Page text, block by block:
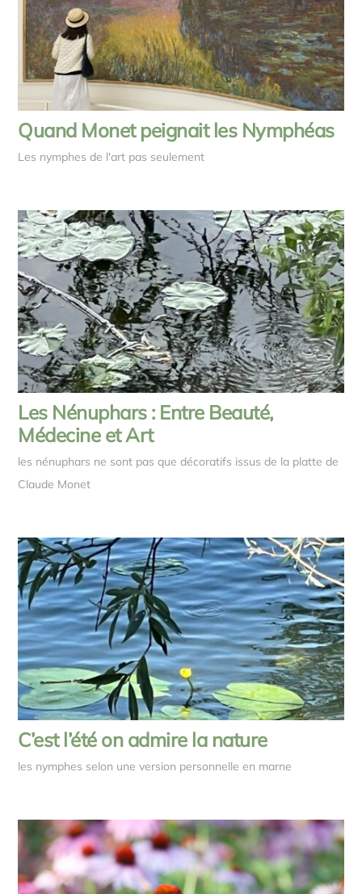
Quand Monet peignait les Nymphéas
Les nymphes de l'art pas seulement
Les Nénuphars : Entre Beauté,
Médecine et Art
les nénuphars ne sont pas que décoratifs issus de la platte de
Claude Monet
C’est l’été on admire la nature
les nymphes selon une version personnelle en marne